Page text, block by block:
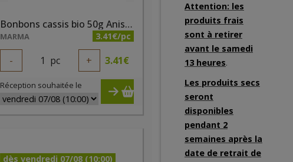
Bonbons cassis bio 50g Anis de Flavigny
MARMA 3.41€/pc
- 1 pc + 3.41€
Réception souhaitée le
dès vendredi 07/08 (10:00)
Attention: les
produits frais
sont à retirer
avant le samedi
13 heures.
Les produits secs
seront
disponibles
pendant 2
semaines après la
date de retrait de